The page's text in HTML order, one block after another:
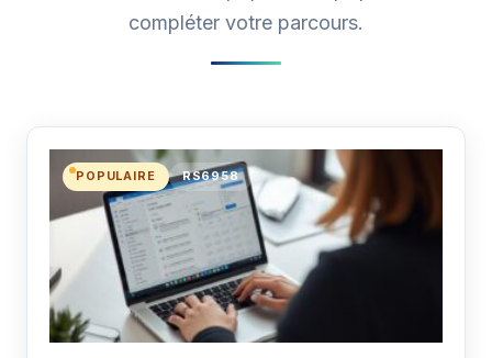
compléter votre parcours.
POPULAIRE RS6958